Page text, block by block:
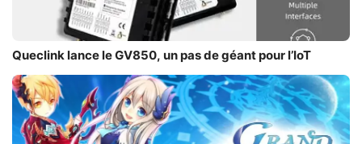
Queclink lance le GV850, un pas de géant pour l’IoT